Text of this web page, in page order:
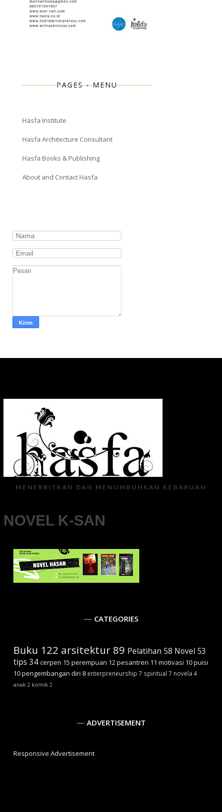
PAGES - MENU
Hasfa Institute
Hasfa Architecture Consultant
Hasfa Books & Publishing
About and Contact Hasfa
MENERBITKAN DAN MENUMBUHKAN KEBARUAN
NOVEL K-SAN
CATEGORIES
Buku 122 arsitektur 89 Pelatihan 58 Novel 53
tips 34 cerpen 15 perempuan 12 pesantren 11 motivasi 10puisi
10pengembangan diri 8 enterpreneurship 7 spiritual 7 novela 4
anak 2 komik 2
ADVERTISEMENT
Responsive Advertisement